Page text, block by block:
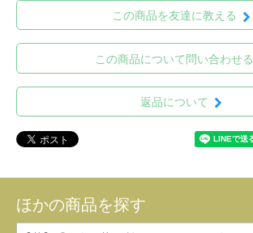
この商品を友達に教える
この商品について問い合わせる
返品について
ほかの商品を探す